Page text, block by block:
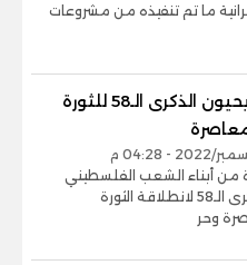
ما تم تنفيذه من مشروعات
الفلسطينيون يحيون الذكرى الـ58 للثورة
من أبناء الشعب الفلسطيني
اليوم الخميس الذكرى الـ58 لانطلاقة الثورة
وحر